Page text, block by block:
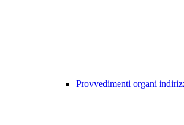
Provvedimenti organi